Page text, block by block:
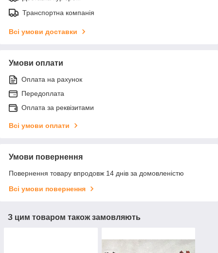
Транспортна компанія
Всі умови доставки
Умови оплати
Оплата на рахунок
Передоплата
Оплата за реквізитами
Всі умови оплати
Умови повернення
Повернення товару впродовж 14 днів за домовленістю
Всі умови повернення
З цим товаром також замовляють